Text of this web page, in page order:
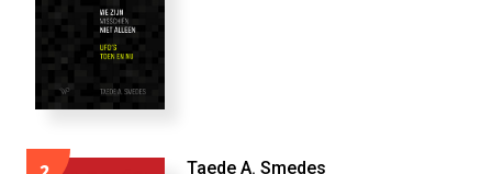
Taede A. Smedes